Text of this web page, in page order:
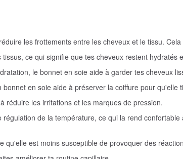
les frottements entre les cheveux et le tissu.
ce qui signifie que tes cheveux restent hydratés
le bonnet en soie aide à garder tes cheveux
en soie aide à préserver la coiffure pour qu'elle
réduire les irritations et les marques de pression.
de la température, ce qui la rend
est moins susceptible de provoquer des